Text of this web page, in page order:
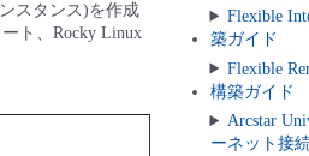
スタンス)を作成
ト、Rocky Linux
Flexible
築ガイド
Flexible
構築ガイド
Arcstar
ーネット接